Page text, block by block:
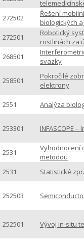
272502
Řešení
biologických
272501
Robotický
rostlinách za
268501
svazky
258501
Pokročilé
elektrony
2551 Analýza
253301 INFASCOPE
2531
Vyhodnocení
metodou
2531
Statistické
252503
252501 Vývoj in-situ